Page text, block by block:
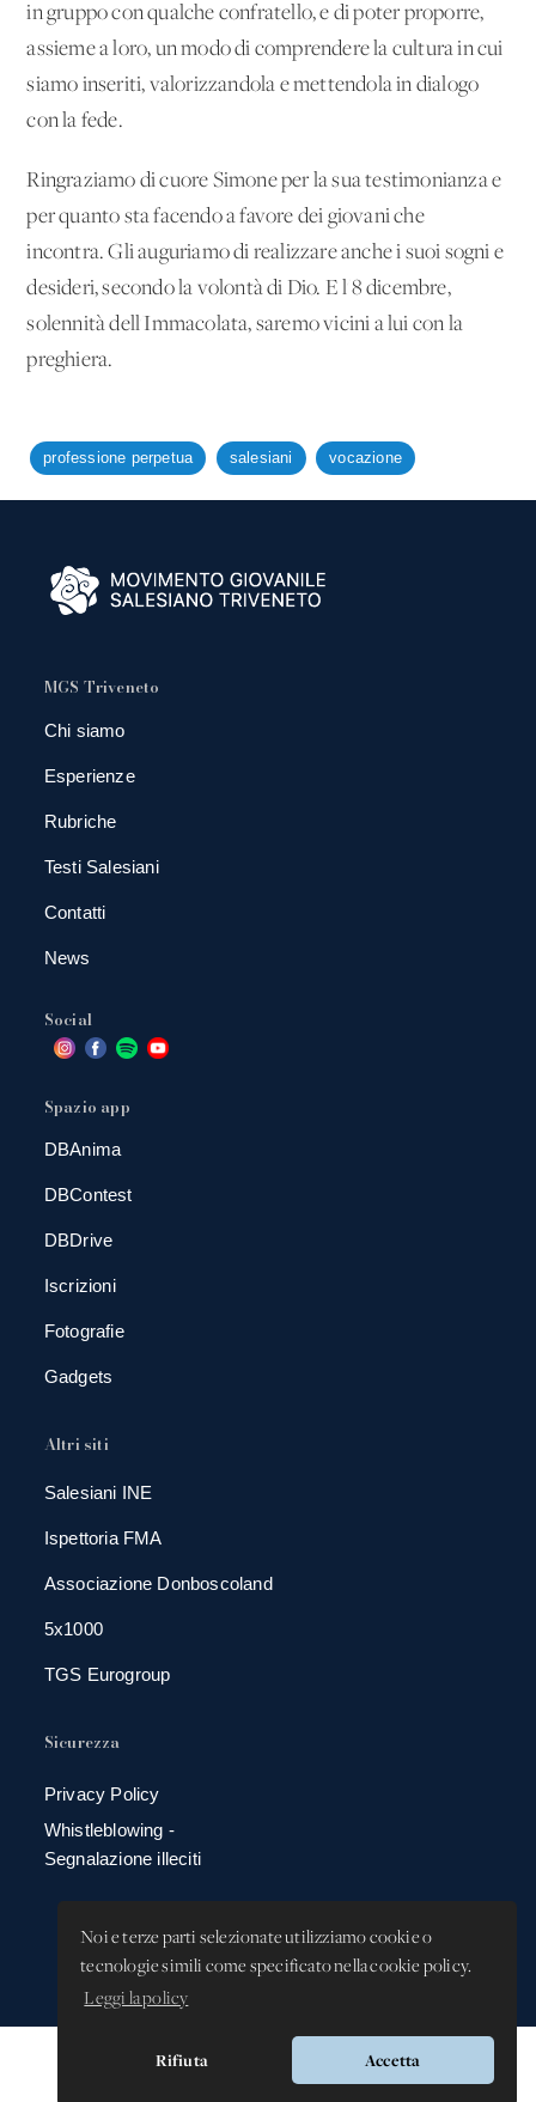
Noi e terze parti selezionate utilizziamo cookie o
tecnologie simili come specificato nella cookie policy.
Leggi la policy
Rifiuta Accetta
in gruppo con qualche confratello, e di poter proporre,
assieme a loro, un modo di comprendere la cultura in cui
siamo inseriti, valorizzandola e mettendola in dialogo
con la fede.
Ringraziamo di cuore Simone per la sua testimonianza e
per quanto sta facendo a favore dei giovani che
incontra. Gli auguriamo di realizzare anche i suoi sogni e
desideri, secondo la volontà di Dio. E l'8 dicembre,
solennità dell'Immacolata, saremo vicini a lui con la
preghiera.
professione perpetua salesiani vocazione
MGS Triveneto
Chi siamo
Esperienze
Rubriche
Testi Salesiani
Contatti
News
Social
Spazio app
DBAnima
DBContest
DBDrive
Iscrizioni
Fotografie
Gadgets
Altri siti
Salesiani INE
Ispettoria FMA
Associazione Donboscoland
5x1000
TGS Eurogroup
Sicurezza
Privacy Policy
Whistleblowing -
Segnalazione illeciti